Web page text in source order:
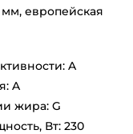
мм, европейская
A
A
жира: G
Вт: 230